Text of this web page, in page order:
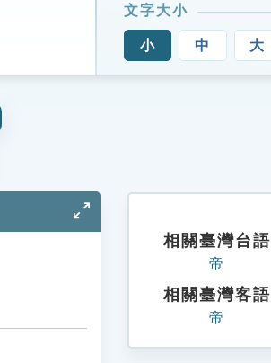
文字大小
小 中 大
相關臺灣台語
帝
相關臺灣客語
帝